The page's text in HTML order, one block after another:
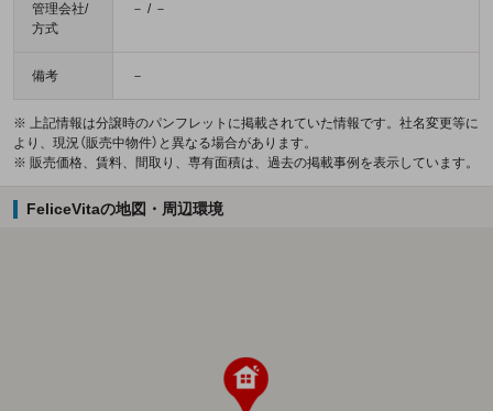
管理会社/
方式
－ / －
備考 －
※ 上記情報は分譲時のパンフレットに掲載されていた情報です。社名変更等に
より、現況（販売中物件）と異なる場合があります。
※ 販売価格、賃料、間取り、専有面積は、過去の掲載事例を表示しています。
FeliceVitaの地図・周辺環境